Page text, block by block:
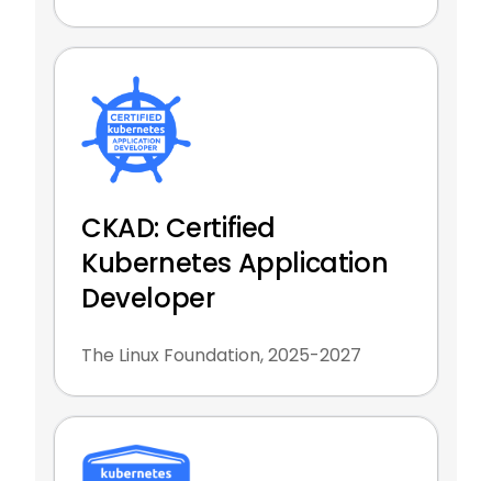
CKAD: Certified
Kubernetes Application
Developer
The Linux Foundation, 2025-2027